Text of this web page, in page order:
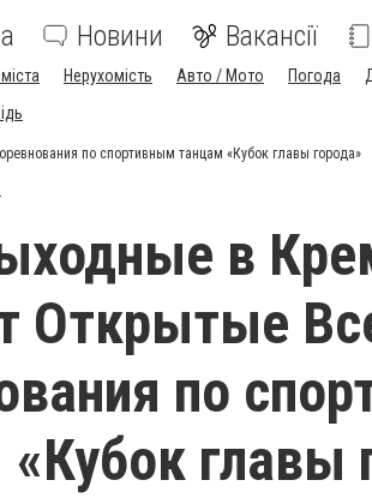
Новини Вакансії
Нерухомість Авто / Мото Погода
по спортивным танцам «Кубок главы города»
в
Открытые
по
главы